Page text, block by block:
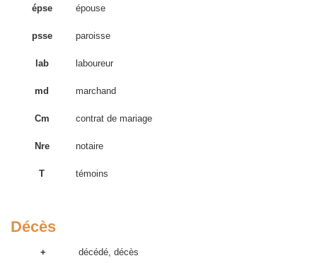
épse épouse
psse paroisse
lab laboureur
md marchand
Cm contrat de mariage
Nre notaire
T témoins
Décès
+ décédé, décès